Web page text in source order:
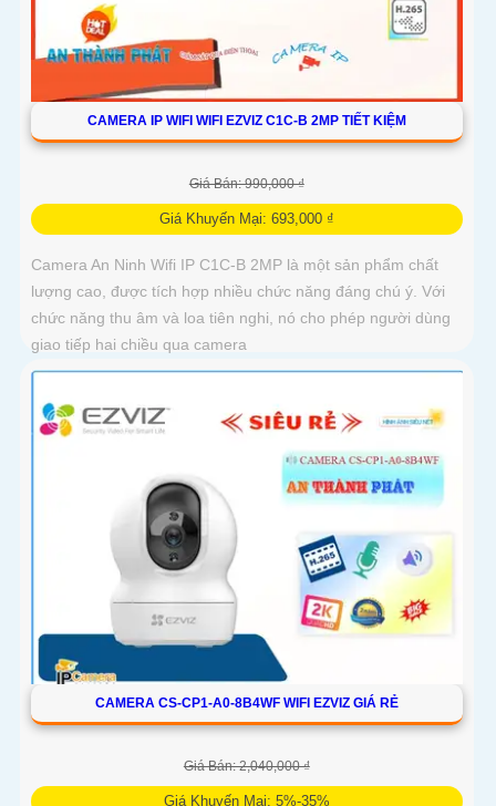
CAMERA IP WIFI WIFI EZVIZ C1C-B 2MP TIẾT KIỆM
Giá Bán: 990,000 ₫
Giá Khuyến Mại: 693,000 ₫
Camera An Ninh Wifi IP C1C-B 2MP là một sản phẩm chất
lượng cao, được tích hợp nhiều chức năng đáng chú ý. Với
chức năng thu âm và loa tiên nghi, nó cho phép người dùng
giao tiếp hai chiều qua camera
CAMERA CS-CP1-A0-8B4WF WIFI EZVIZ GIÁ RẺ
Giá Bán: 2,040,000 ₫
Giá Khuyến Mại: 5%-35%